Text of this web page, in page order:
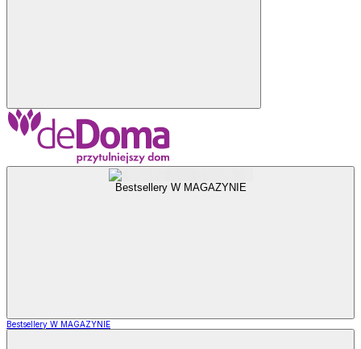
Bestsellery W MAGAZYNIE
Bestsellery W MAGAZYNIE